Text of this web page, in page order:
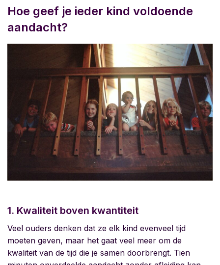
Hoe geef je ieder kind voldoende
aandacht?
1. Kwaliteit boven kwantiteit
Veel ouders denken dat ze elk kind evenveel tijd
moeten geven, maar het gaat veel meer om de
kwaliteit van de tijd die je samen doorbrengt. Tien